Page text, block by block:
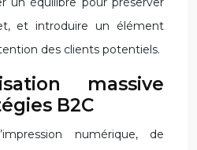
et introduire un élément
des clients potentiels.
massive
B2C
numérique, de